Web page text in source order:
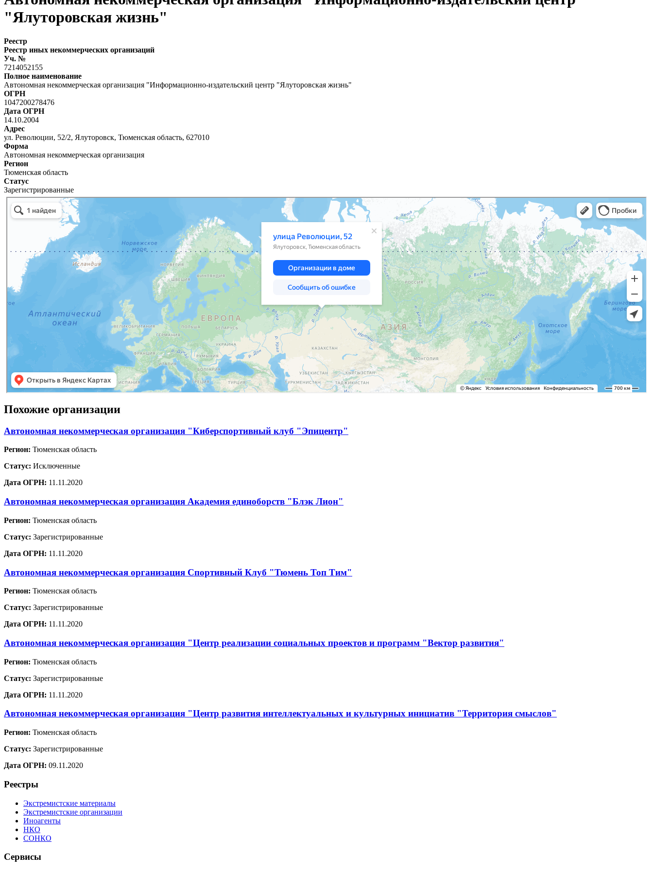
"Ялуторовская жизнь"
Реестр
Реестр иных некоммерческих организаций
Уч. №
7214052155
Полное наименование
Автономная некоммерческая организация "Информационно-издательский центр "Ялуторовская жизнь"
ОГРН
1047200278476
Дата ОГРН
14.10.2004
Адрес
ул. Революции, 52/2, Ялуторовск, Тюменская область, 627010
Форма
Автономная некоммерческая организация
Регион
Тюменская область
Статус
Зарегистрированные
Похожие организации
Автономная некоммерческая организация "Киберспортивный клуб "Эпицентр"
Регион: Тюменская область
Статус: Исключенные
Дата ОГРН: 11.11.2020
Автономная некоммерческая организация Академия единоборств "Блэк Лион"
Регион: Тюменская область
Статус: Зарегистрированные
Дата ОГРН: 11.11.2020
Автономная некоммерческая организация Спортивный Клуб "Тюмень Топ Тим"
Регион: Тюменская область
Статус: Зарегистрированные
Дата ОГРН: 11.11.2020
Автономная некоммерческая организация "Центр реализации социальных проектов и программ "Вектор развития"
Регион: Тюменская область
Статус: Зарегистрированные
Дата ОГРН: 11.11.2020
Автономная некоммерческая организация "Центр развития интеллектуальных и культурных инициатив "Территория смыслов"
Регион: Тюменская область
Статус: Зарегистрированные
Дата ОГРН: 09.11.2020
Реестры
Экстремистские материалы
Экстремистские организации
Иноагенты
НКО
СОНКО
Сервисы